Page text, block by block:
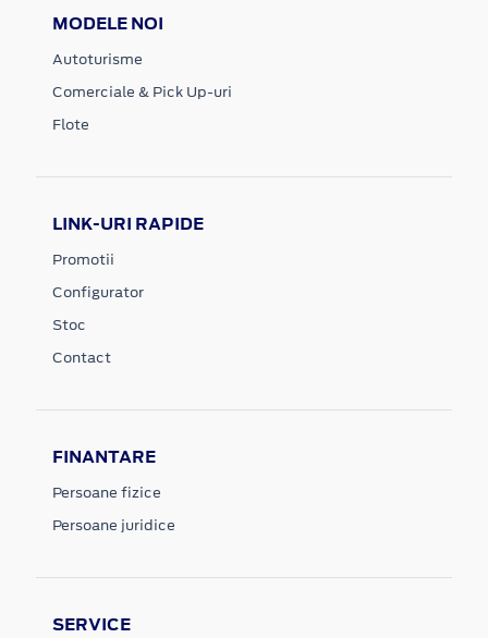
MODELE NOI
Autoturisme
Comerciale & Pick Up-uri
Flote
LINK-URI RAPIDE
Promotii
Configurator
Stoc
Contact
FINANTARE
Persoane fizice
Persoane juridice
SERVICE